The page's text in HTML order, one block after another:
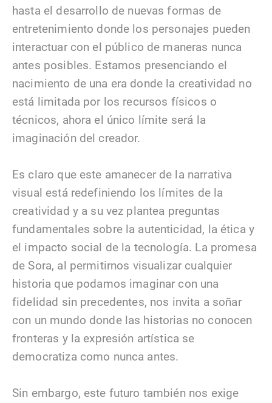
hasta el desarrollo de nuevas formas de
entretenimiento donde los personajes pueden
interactuar con el público de maneras nunca
antes posibles. Estamos presenciando el
nacimiento de una era donde la creatividad no
está limitada por los recursos físicos o
técnicos, ahora el único límite será la
imaginación del creador.
Es claro que este amanecer de la narrativa
visual está redefiniendo los límites de la
creatividad y a su vez plantea preguntas
fundamentales sobre la autenticidad, la ética y
el impacto social de la tecnología. La promesa
de Sora, al permitirnos visualizar cualquier
historia que podamos imaginar con una
fidelidad sin precedentes, nos invita a soñar
con un mundo donde las historias no conocen
fronteras y la expresión artística se
democratiza como nunca antes.
Sin embargo, este futuro también nos exige